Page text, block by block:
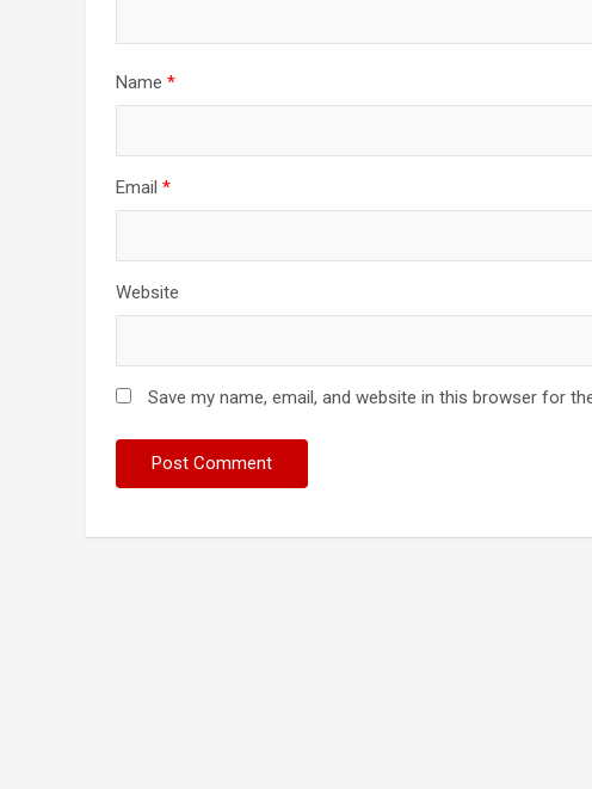
Name *
Email *
Website
Save my name, email, and website in this browser for